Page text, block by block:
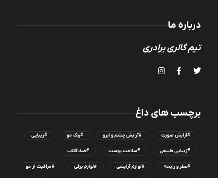
درباره ما
تیم گالری برادری
برچسب های داغ
#آرایش صورت #آرایش چشم و ابرو #رنگ مو #زیبایی
#زیبایی طبیعی #سلامت پوست #ضدآفتاب
#عطر و رایحه #لوازم آرایشی #لوازم برقی #مراقبت از مو